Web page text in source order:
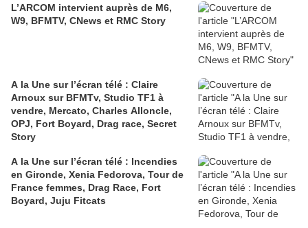
L’ARCOM intervient auprès de M6,
W9, BFMTV, CNews et RMC Story
A la Une sur l’écran télé : Claire
Arnoux sur BFMTv, Studio TF1 à
vendre, Mercato, Charles Alloncle,
OPJ, Fort Boyard, Drag race, Secret
Story
A la Une sur l’écran télé : Incendies
en Gironde, Xenia Fedorova, Tour de
France femmes, Drag Race, Fort
Boyard, Juju Fitcats